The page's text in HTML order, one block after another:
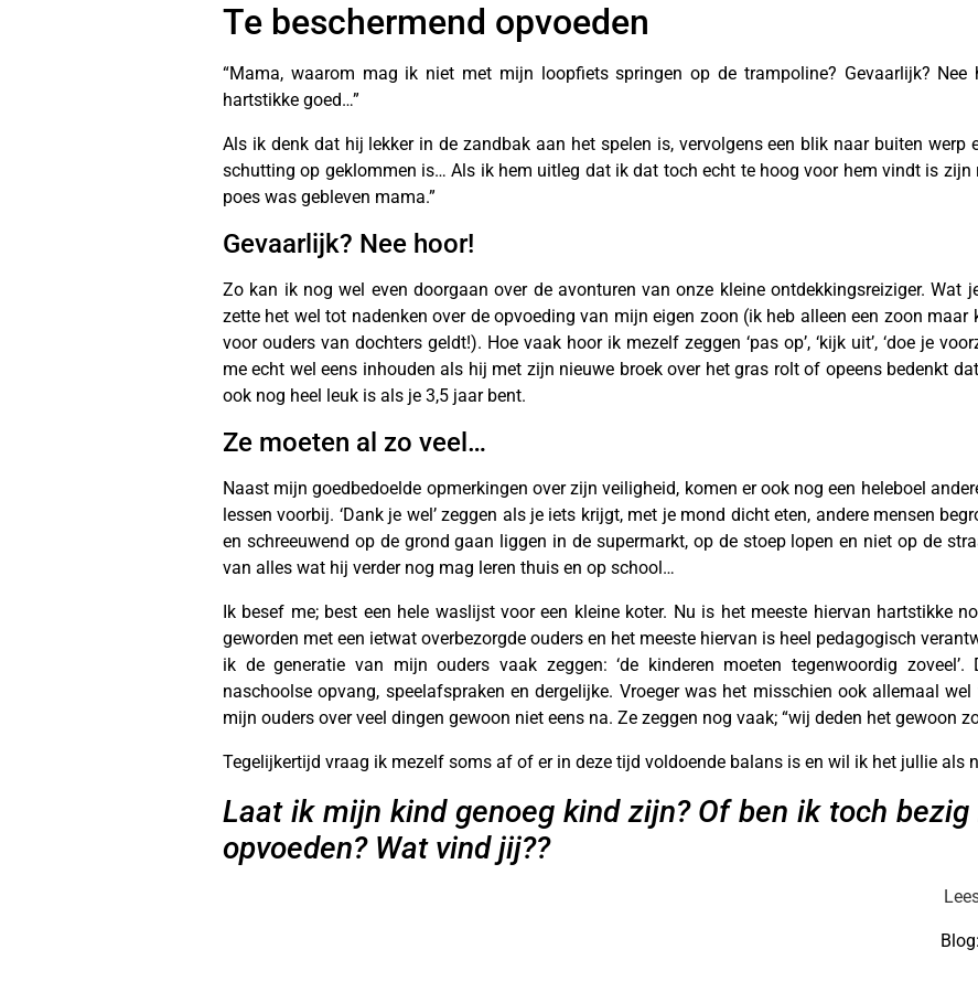
Te beschermend opvoeden
“Mama, waarom mag ik niet met mijn loopfiets springen op de trampoline? Gevaarlijk?
hartstikke goed…”
Als ik denk dat hij lekker in de zandbak aan het spelen is, vervolgens een blik naar buiten
schutting op geklommen is… Als ik hem uitleg dat ik dat toch echt te hoog voor hem vindt is zijn
poes was gebleven mama.”
Gevaarlijk? Nee hoor!
Zo kan ik nog wel even doorgaan over de avonturen van onze kleine ontdekkingsreiziger. Wat
zette het wel tot nadenken over de opvoeding van mijn eigen zoon (ik heb alleen een zoon
voor ouders van dochters geldt!). Hoe vaak hoor ik mezelf zeggen ‘pas op’, ‘kijk uit’, ‘doe je
me echt wel eens inhouden als hij met zijn nieuwe broek over het gras rolt of opeens bedenkt
ook nog heel leuk is als je 3,5 jaar bent.
Ze moeten al zo veel…
Naast mijn goedbedoelde opmerkingen over zijn veiligheid, komen er ook nog een heleboel
lessen voorbij. ‘Dank je wel’ zeggen als je iets krijgt, met je mond dicht eten, andere mensen
en schreeuwend op de grond gaan liggen in de supermarkt, op de stoep lopen en niet op de
van alles wat hij verder nog mag leren thuis en op school…
Ik besef me; best een hele waslijst voor een kleine koter. Nu is het meeste hiervan hartstikke
geworden met een ietwat overbezorgde ouders en het meeste hiervan is heel pedagogisch
ik de generatie van mijn ouders vaak zeggen: ‘de kinderen moeten tegenwoordig
naschoolse opvang, speelafspraken en dergelijke. Vroeger was het misschien ook allemaal
mijn ouders over veel dingen gewoon niet eens na. Ze zeggen nog vaak; “wij deden het gewoon
Tegelijkertijd vraag ik mezelf soms af of er in deze tijd voldoende balans is en wil ik het jullie als
Laat ik mijn kind genoeg kind zijn? Of ben ik toch
opvoeden? Wat vind jij??
Blog: